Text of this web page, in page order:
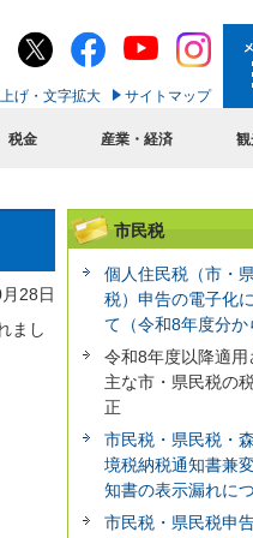
げ・文字拡大 サイトマップ
税金 産業・経済 観
28日
まし
市民税
個人住民税（市・
税）申告の電子化
て（令和8年度分か
令和8年度以降適用
主な市・県民税の
正
市民税・県民税・
境税納税通知書兼
知書の表示漏れに
市民税・県民税申